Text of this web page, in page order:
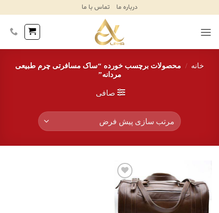
Content
درباره ما تماس با ما
خانه / محصولات برچسب خورده “ساک مسافرتی چرم طبیعی
مردانه”
صافی
افزودن
به
علاقه